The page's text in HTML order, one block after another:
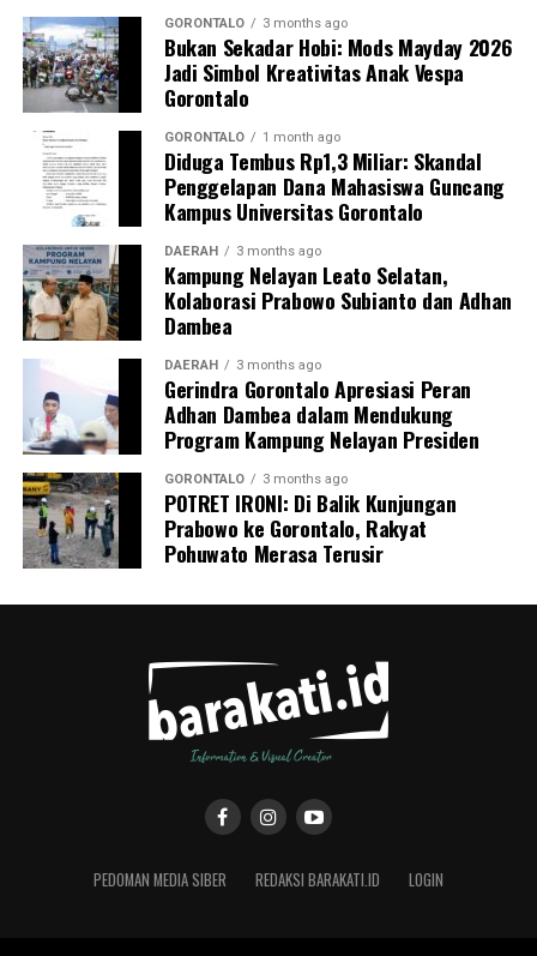
“Kehadiran mahasiswa mempercepat jangkauan skema
active case findingTBC yang dicanangkan pemerintah.
Sinergi multisektor antara perguruan tinggi, dinas
kesehatan, puskesmas, dan pemerintah desa seperti
inilah yang menjadi kunci sukses pembentukan
masyarakat sadar sehat,” jelas Dr. Vivien.
Masyarakat Desa Luwoo menyambut antusias agenda
terpadu ini. Ratusan warga memanfaatkan layanan
pemeriksaan kesehatan gratis sekaligus berkonsultasi
mengenai pola hidup bersih dan sehat (PHBS)
pencegahan tuberkulosis.
GORONTALO 3 months ago
Bukan Sekadar Hobi: Mods Mayday 2026
Jadi Simbol Kreativitas Anak Vespa
Gorontalo
GORONTALO 1 month ago
Diduga Tembus Rp1,3 Miliar: Skandal
Penggelapan Dana Mahasiswa Guncang
Kampus Universitas Gorontalo
DAERAH 3 months ago
Kampung Nelayan Leato Selatan,
Kolaborasi Prabowo Subianto dan Adhan
Dambea
DAERAH 3 months ago
Gerindra Gorontalo Apresiasi Peran
Adhan Dambea dalam Mendukung
Program Kampung Nelayan Presiden
GORONTALO 3 months ago
POTRET IRONI: Di Balik Kunjungan
Prabowo ke Gorontalo, Rakyat
Pohuwato Merasa Terusir
PEDOMAN MEDIA SIBER REDAKSI BARAKATI.ID LOGIN